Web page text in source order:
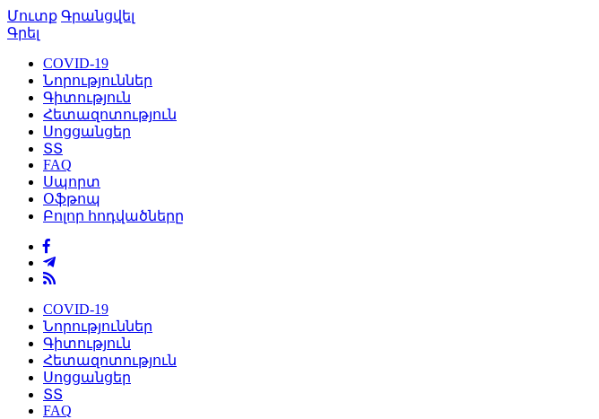
Մուտք Գրանցվել
Գրել
COVID-19
Նորություններ
Գիտություն
Հետազոտություն
Սոցցանցեր
ՏՏ
FAQ
Սպորտ
Օֆթոպ
Բոլոր հոդվածները
COVID-19
Նորություններ
Գիտություն
Հետազոտություն
Սոցցանցեր
ՏՏ
FAQ